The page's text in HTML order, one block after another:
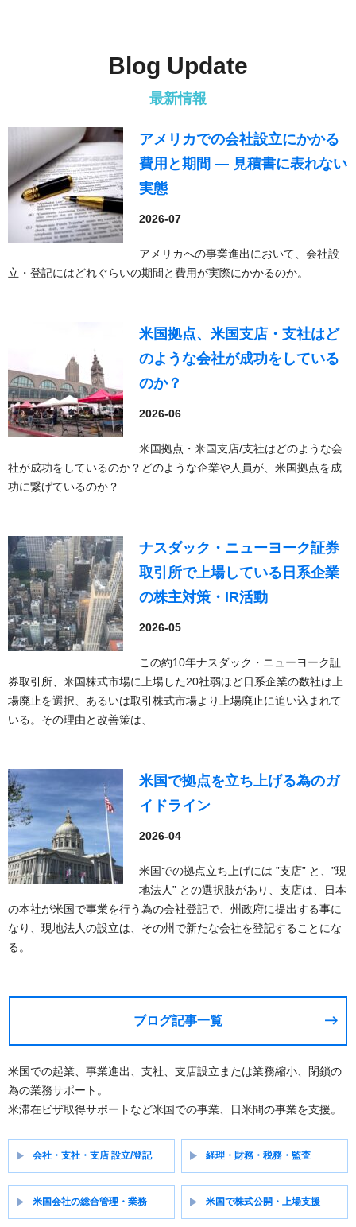
Blog Update
最新情報
アメリカでの会社設立にかかる
費用と期間 — 見積書に表れない
実態
2026-07
アメリカへの事業進出において、会社設
立・登記にはどれぐらいの期間と費用が実際にかかるのか。
米国拠点、米国支店・支社はど
のような会社が成功をしている
のか？
2026-06
米国拠点・米国支店/支社はどのような会
社が成功をしているのか？どのような企業や人員が、米国拠点を成
功に繋げているのか？
ナスダック・ニューヨーク証券
取引所で上場している日系企業
の株主対策・IR活動
2026-05
この約10年ナスダック・ニューヨーク証
券取引所、米国株式市場に上場した20社弱ほど日系企業の数社は上
場廃止を選択、あるいは取引株式市場より上場廃止に追い込まれて
いる。その理由と改善策は、
米国で拠点を立ち上げる為のガ
イドライン
2026-04
米国での拠点立ち上げには ”支店” と、”現
地法人” との選択肢があり、支店は、日本
の本社が米国で事業を行う為の会社登記で、州政府に提出する事に
なり、現地法人の設立は、その州で新たな会社を登記することにな
る。
ブログ記事一覧
米国での起業、事業進出、支社、支店設立または業務縮小、閉鎖の
為の業務サポート。
米滞在ビザ取得サポートなど米国での事業、日米間の事業を支援。
会社・支社・支店 設立/登記 経理・財務・税務・監査
米国会社の総合管理・業務 米国で株式公開・上場支援